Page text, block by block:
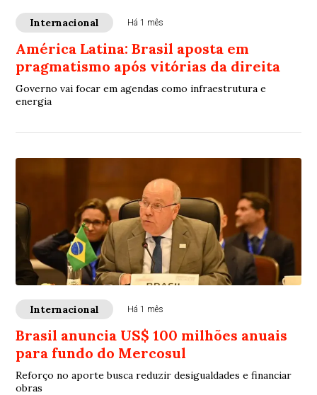
Internacional Há 1 mês
América Latina: Brasil aposta em
pragmatismo após vitórias da direita
Governo vai focar em agendas como infraestrutura e
energia
Internacional Há 1 mês
Brasil anuncia US$ 100 milhões anuais
para fundo do Mercosul
Reforço no aporte busca reduzir desigualdades e financiar
obras